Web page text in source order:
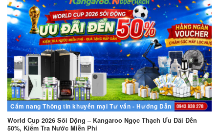
Cẩm nang Thông tin khuyến mại Tư vấn - Hướng Dẫn
World Cup 2026 Sôi Động – Kangaroo Ngọc Thạch Ưu Đãi Đến
50%, Kiểm Tra Nước Miễn Phí